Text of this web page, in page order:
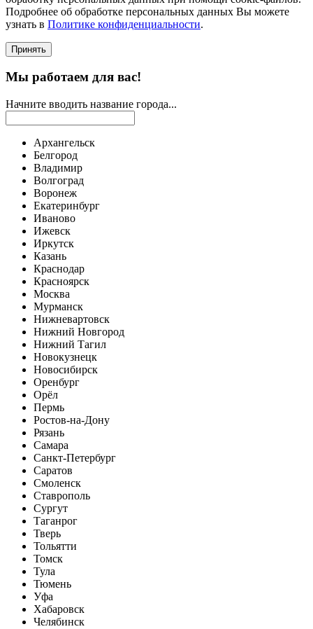
Подробнее об обработке персональных данных Вы можете
узнать в Политике конфиденциальности.
Принять
Мы работаем для вас!
Начните вводить название города...
Архангельск
Белгород
Владимир
Волгоград
Воронеж
Екатеринбург
Иваново
Ижевск
Иркутск
Казань
Краснодар
Красноярск
Москва
Мурманск
Нижневартовск
Нижний Новгород
Нижний Тагил
Новокузнецк
Новосибирск
Оренбург
Орёл
Пермь
Ростов-на-Дону
Рязань
Самара
Санкт-Петербург
Саратов
Смоленск
Ставрополь
Сургут
Таганрог
Тверь
Тольятти
Томск
Тула
Тюмень
Уфа
Хабаровск
Челябинск